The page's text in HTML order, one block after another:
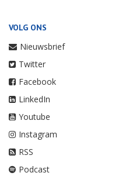
VOLG ONS
Nieuwsbrief
Twitter
Facebook
LinkedIn
Youtube
Instagram
RSS
Podcast